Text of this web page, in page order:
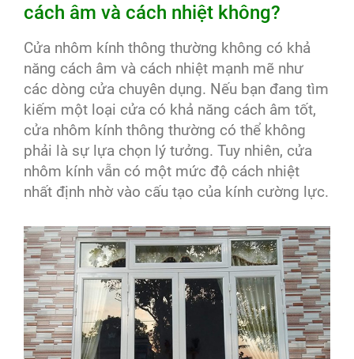
cách âm và cách nhiệt không?
Cửa nhôm kính thông thường không có khả
năng cách âm và cách nhiệt mạnh mẽ như
các dòng cửa chuyên dụng. Nếu bạn đang tìm
kiếm một loại cửa có khả năng cách âm tốt,
cửa nhôm kính thông thường có thể không
phải là sự lựa chọn lý tưởng. Tuy nhiên, cửa
nhôm kính vẫn có một mức độ cách nhiệt
nhất định nhờ vào cấu tạo của kính cường lực.